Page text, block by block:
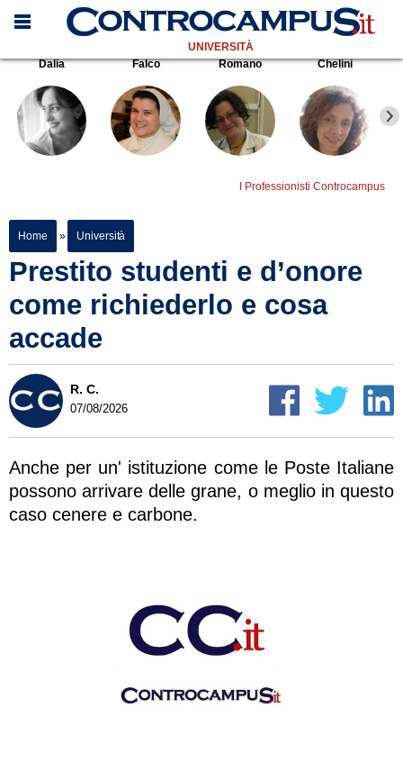
UNIVERSITÀ
Dalia
Falco Romano Chelini
I Professionisti Controcampus
Home » Università
Prestito studenti e d’onore
come richiederlo e cosa
accade
R. C.
07/08/2026
Anche per un' istituzione come le Poste Italiane
possono arrivare delle grane, o meglio in questo
caso cenere e carbone.